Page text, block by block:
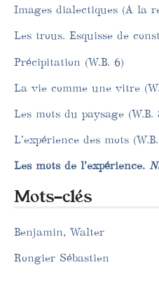
Images dialectiques (A la
Les trous. Esquisse de
Précipitation (W.B. 6)
La vie comme une vitre
Les mots du paysage (W.B.
L’expérience des mots
Les mots de l’expérience.
Mots-clés
Benjamin, Walter
Rongier Sébastien